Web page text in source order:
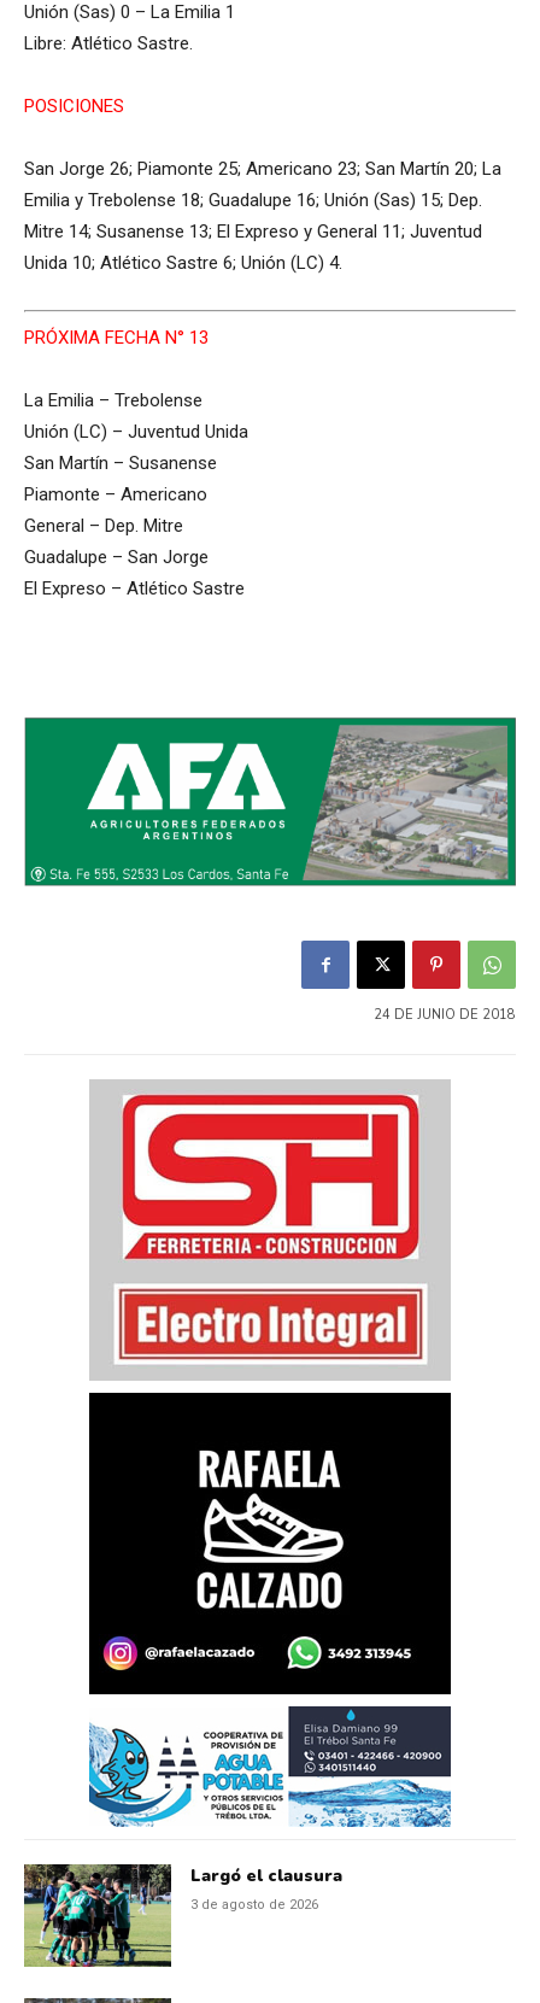
Unión (Sas) 0 – La Emilia 1
Libre: Atlético Sastre.
POSICIONES
San Jorge 26; Piamonte 25; Americano 23; San Martín 20; La
Emilia y Trebolense 18; Guadalupe 16; Unión (Sas) 15; Dep.
Mitre 14; Susanense 13; El Expreso y General 11; Juventud
Unida 10; Atlético Sastre 6; Unión (LC) 4.
PRÓXIMA FECHA N° 13
La Emilia – Trebolense
Unión (LC) – Juventud Unida
San Martín – Susanense
Piamonte – Americano
General – Dep. Mitre
Guadalupe – San Jorge
El Expreso – Atlético Sastre
24 DE JUNIO DE 2018
Largó el clausura
3 de agosto de 2026